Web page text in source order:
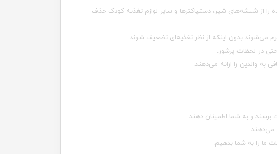
را از شیشه‌های شیر، دستپاکترها و سایر لوازم تغذیه کودک حذف
می‌شوند بدون اینکه از نظر تغذیه‌ای تضعیف شوند.
در لحظات پرشور.
به والدین را ارائه می‌دهند.
برسند و به شما اطمینان دهند.
می‌دهند.
ما را به شما بدهیم.